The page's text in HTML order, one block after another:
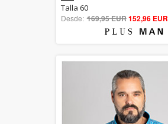
out of 5
Talla 60
Desde: 169,95 EUR152,96 EUR